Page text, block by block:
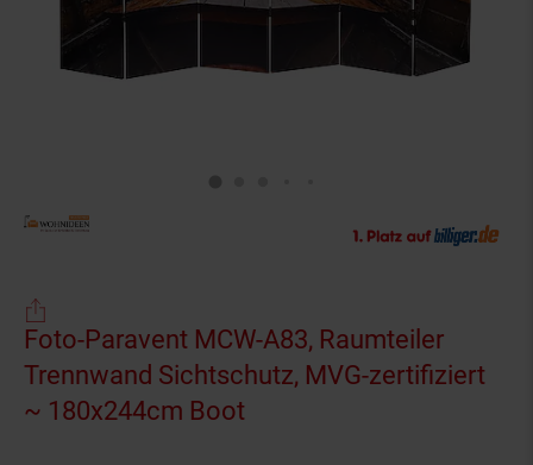
Foto-Paravent MCW-A83, Raumteiler
Trennwand Sichtschutz, MVG-zertifiziert
~ 180x244cm Boot